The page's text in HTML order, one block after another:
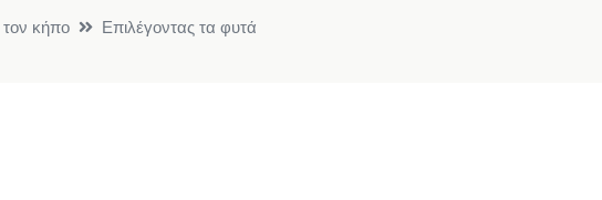
τον κήπο Επιλέγοντας τα φυτά